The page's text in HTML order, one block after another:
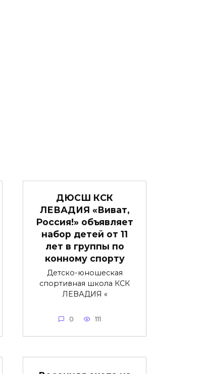
ДЮСШ КСК
ЛЕВАДИЯ «Виват,
Россия!» объявляет
набор детей от 11
лет в группы по
конному спорту
Детско-юношеская
спортивная школа КСК
ЛЕВАДИЯ «
0 111